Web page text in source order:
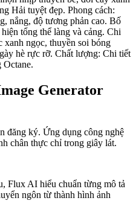
Hải tuyệt đẹp. Phong cách:
nắng, độ tương phản cao. Bố
tổng thể làng và cảng. Chi
ngọc, thuyền soi bóng
hè rực rỡ. Chất lượng: Chi tiết
Octane.
Generator
đăng ký. Ứng dụng công nghệ
chân thực chỉ trong giây lát.
Flux AI hiểu chuẩn từng mô tả
ngôn từ thành hình ảnh